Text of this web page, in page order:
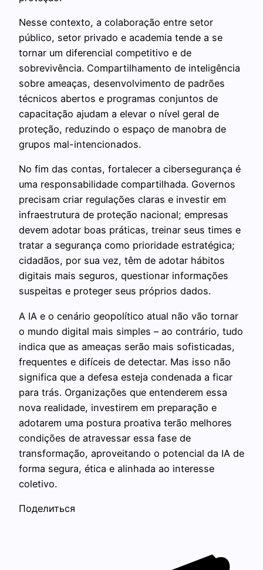
Nesse contexto, a colaboração entre setor
público, setor privado e academia tende a se
tornar um diferencial competitivo e de
sobrevivência. Compartilhamento de inteligência
sobre ameaças, desenvolvimento de padrões
técnicos abertos e programas conjuntos de
capacitação ajudam a elevar o nível geral de
proteção, reduzindo o espaço de manobra de
grupos mal-intencionados.
No fim das contas, fortalecer a cibersegurança é
uma responsabilidade compartilhada. Governos
precisam criar regulações claras e investir em
infraestrutura de proteção nacional; empresas
devem adotar boas práticas, treinar seus times e
tratar a segurança como prioridade estratégica;
cidadãos, por sua vez, têm de adotar hábitos
digitais mais seguros, questionar informações
suspeitas e proteger seus próprios dados.
A IA e o cenário geopolítico atual não vão tornar
o mundo digital mais simples – ao contrário, tudo
indica que as ameaças serão mais sofisticadas,
frequentes e difíceis de detectar. Mas isso não
significa que a defesa esteja condenada a ficar
para trás. Organizações que entenderem essa
nova realidade, investirem em preparação e
adotarem uma postura proativa terão melhores
condições de atravessar essa fase de
transformação, aproveitando o potencial da IA de
forma segura, ética e alinhada ao interesse
coletivo.
Поделиться